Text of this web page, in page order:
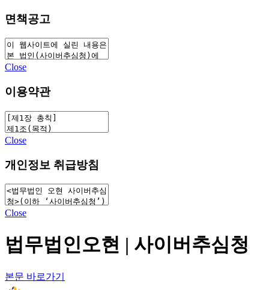
면책공고
Close
이용약관
Close
개인정보 취급방침
Close
법무법인오현 | 사이버추심청
본문 바로가기